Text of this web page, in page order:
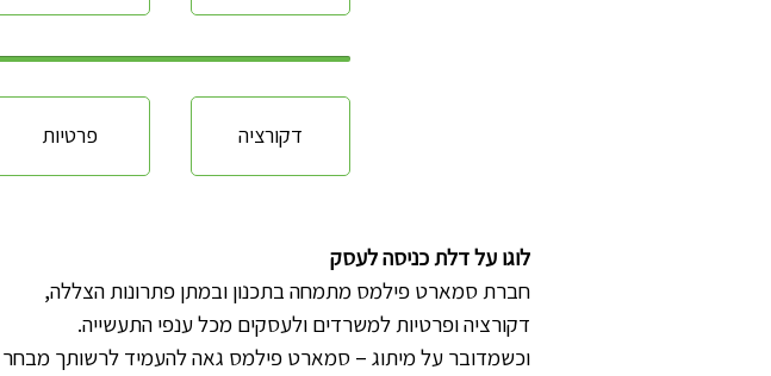
פרטיות דקורציה
לוגו על דלת כניסה לעסק
חברת סמארט פילמס מתמחה בתכנון ובמתן פתרונות הצללה,
דקורציה ופרטיות למשרדים ולעסקים מכל ענפי התעשייה.
וכשמדובר על מיתוג – סמארט פילמס גאה להעמיד לרשותך מבחר